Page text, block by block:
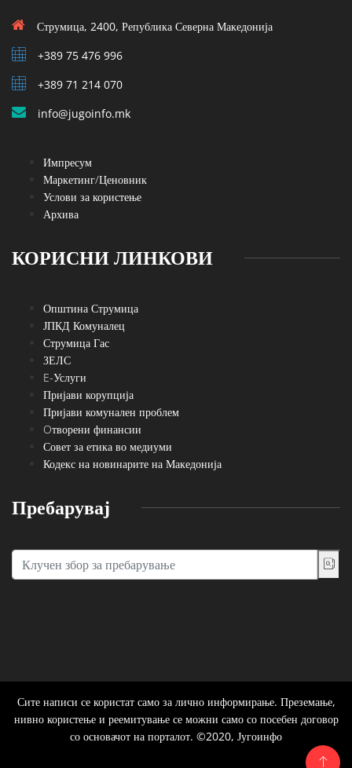
Струмица, 2400, Република Северна Македонија
+389 75 476 996
+389 71 214 070
info@jugoinfo.mk
Импресум
Маркетинг/Ценовник
Услови за користење
Архива
КОРИСНИ ЛИНКОВИ
Општина Струмица
ЈПКД Комуналец
Струмица Гас
ЗЕЛС
E-Услуги
Пријави корупција
Пријави комунален проблем
Oтворени финансии
Совет за етика во медиуми
Кодекс на новинарите на Македонија
Пребарувај
Сите написи се користат само за лично информирање. Преземање,
нивно користење и реемитување се можни само со посебен договор
со основачот на порталот. ©2020, Југоинфо